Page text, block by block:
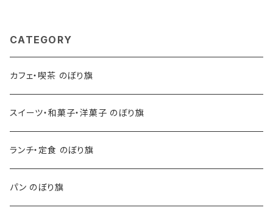
CATEGORY
カフェ・喫茶 のぼり旗
スイーツ・和菓子・洋菓子 のぼり旗
ランチ・定食 のぼり旗
パン のぼり旗